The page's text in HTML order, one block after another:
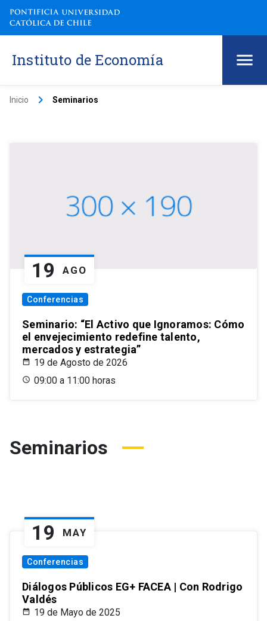
Instituto de Economía
Inicio keyboard_arrow_right Seminarios
19 AGO
Conferencias
Seminario: “El Activo que Ignoramos: Cómo
el envejecimiento redefine talento,
mercados y estrategia”
19 de Agosto de 2026
09:00 a 11:00 horas
Seminarios
19 MAY
Conferencias
Diálogos Públicos EG+ FACEA | Con Rodrigo
Valdés
19 de Mayo de 2025